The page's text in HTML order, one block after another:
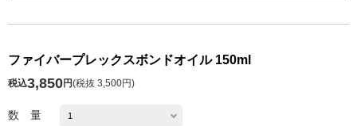
ファイバープレックスボンドオイル 150ml
税込3,850円(税抜 3,500円)
数 量